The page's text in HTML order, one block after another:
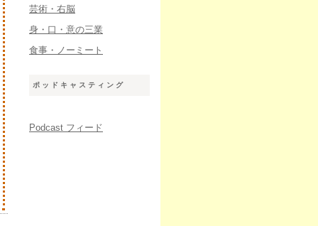
芸術・右脳
身・口・意の三業
食事・ノーミート
ポッドキャスティング
Podcast フィード